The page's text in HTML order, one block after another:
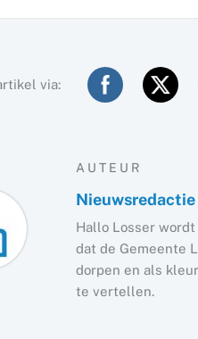
via:
AUTEUR
Nieuwsredactie
Hallo Losser
dat de Gemeente
dorpen en als
te vertellen.